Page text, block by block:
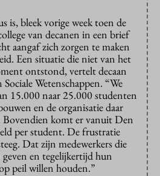
is, bleek vorige week toen de
van decanen in een brief
aangaf zich zorgen te maken
Een situatie die niet van het
ontstond, vertelt decaan
Wetenschappen. “We
15.000 naar 25.000 studenten
en de organisatie daar
komt er vanuit Den
per student. De frustratie
Dat zijn medewerkers die
en tegelijkertijd hun
peil willen houden.”